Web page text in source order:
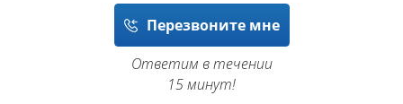
Перезвоните мне
Ответим в течении
15 минут!